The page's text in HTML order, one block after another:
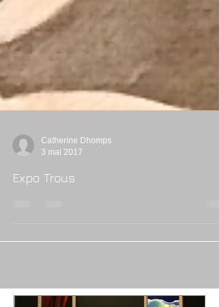
3 mai 2017